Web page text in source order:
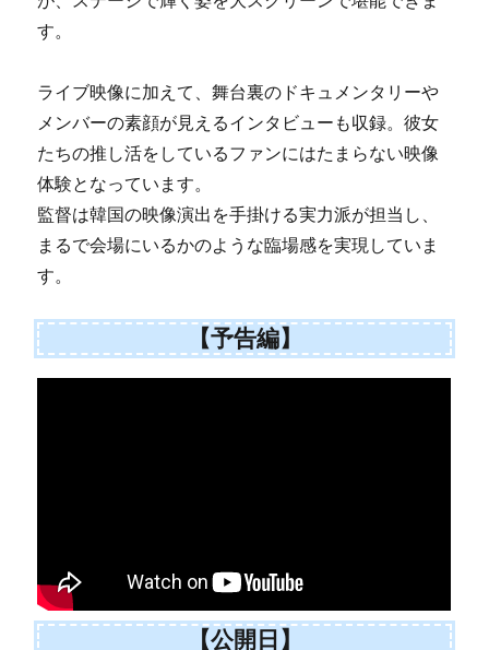
す。
ライブ映像に加えて、舞台裏のドキュメンタリーや
メンバーの素顔が見えるインタビューも収録。彼女
たちの推し活をしているファンにはたまらない映像
体験となっています。
監督は韓国の映像演出を手掛ける実力派が担当し、
まるで会場にいるかのような臨場感を実現していま
す。
【予告編】
【公開日】